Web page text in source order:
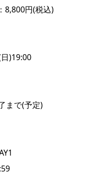
8,800円(税込)
)19:00
まで(予定)